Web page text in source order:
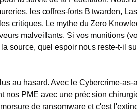
les coffres-forts Bitwarden,
critiques. Le mythe du Zero
malveillants. Si vos munitions
source, quel espoir nous reste-t-il
au hasard. Avec le Cybercrime-as-
nos PME avec une précision
de ransomware et c'est